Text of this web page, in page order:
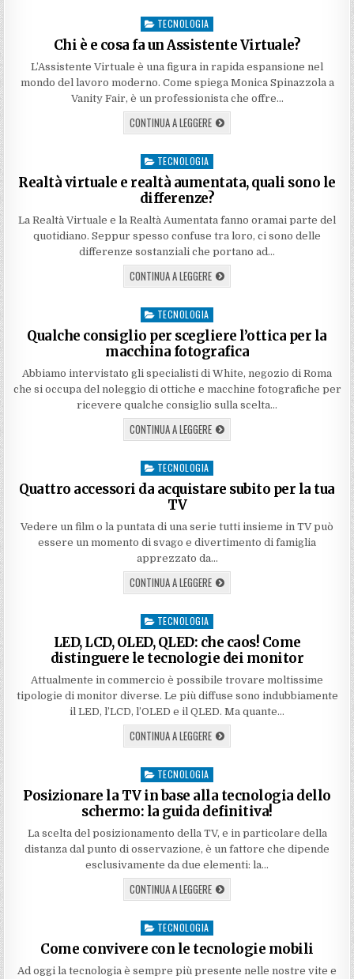
Posted
in
TECNOLOGIA
Chi è e cosa fa un Assistente Virtuale?
L’Assistente Virtuale è una figura in rapida espansione nel
mondo del lavoro moderno. Come spiega Monica Spinazzola a
Vanity Fair, è un professionista che offre…
CONTINUA A LEGGERE
Posted
in
TECNOLOGIA
Realtà virtuale e realtà aumentata, quali sono le
differenze?
La Realtà Virtuale e la Realtà Aumentata fanno oramai parte del
quotidiano. Seppur spesso confuse tra loro, ci sono delle
differenze sostanziali che portano ad…
CONTINUA A LEGGERE
Posted
in
TECNOLOGIA
Qualche consiglio per scegliere l’ottica per la
macchina fotografica
Abbiamo intervistato gli specialisti di White, negozio di Roma
che si occupa del noleggio di ottiche e macchine fotografiche per
ricevere qualche consiglio sulla scelta…
CONTINUA A LEGGERE
Posted
in
TECNOLOGIA
Quattro accessori da acquistare subito per la tua
TV
Vedere un film o la puntata di una serie tutti insieme in TV può
essere un momento di svago e divertimento di famiglia
apprezzato da…
CONTINUA A LEGGERE
Posted
in
TECNOLOGIA
LED, LCD, OLED, QLED: che caos! Come
distinguere le tecnologie dei monitor
Attualmente in commercio è possibile trovare moltissime
tipologie di monitor diverse. Le più diffuse sono indubbiamente
il LED, l’LCD, l’OLED e il QLED. Ma quante…
CONTINUA A LEGGERE
Posted
in
TECNOLOGIA
Posizionare la TV in base alla tecnologia dello
schermo: la guida definitiva!
La scelta del posizionamento della TV, e in particolare della
distanza dal punto di osservazione, è un fattore che dipende
esclusivamente da due elementi: la…
CONTINUA A LEGGERE
Posted
in
TECNOLOGIA
Come convivere con le tecnologie mobili
Ad oggi la tecnologia è sempre più presente nelle nostre vite e